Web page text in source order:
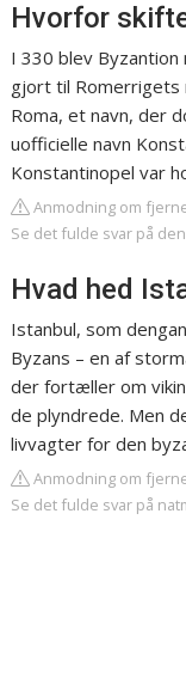
Hvorfor
I 330 blev
gjort til Romerrigets
Roma, et navn, der
uofficielle navn
Konstantinopel var
Anmodning om
Se det fulde svar på
Hvad hed
Istanbul, som
Byzans – en af
der fortæller om
de plyndrede. Men
livvagter for den
Anmodning om
Se det fulde svar på